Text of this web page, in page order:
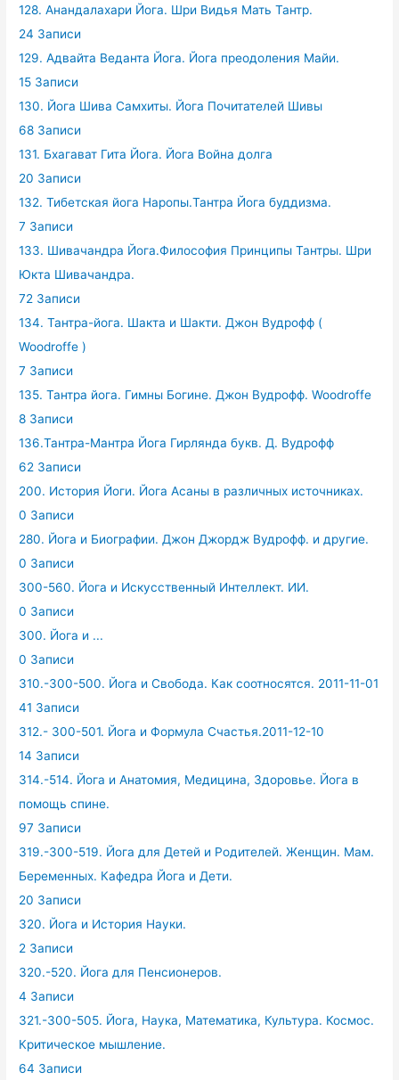
128. Анандалахари Йога. Шри Видья Мать Тантр.
24 Записи
129. Адвайта Веданта Йога. Йога преодоления Майи.
15 Записи
130. Йога Шива Самхиты. Йога Почитателей Шивы
68 Записи
131. Бхагават Гита Йога. Йога Война долга
20 Записи
132. Тибетская йога Наропы.Тантра Йога буддизма.
7 Записи
133. Шивачандра Йога.Философия Принципы Тантры. Шри
Юкта Шивачандра.
72 Записи
134. Тантра-йога. Шакта и Шакти. Джон Вудрофф (
Woodroffe )
7 Записи
135. Тантра йога. Гимны Богине. Джон Вудрофф. Woodroffe
8 Записи
136.Тантра-Мантра Йога Гирлянда букв. Д. Вудрофф
62 Записи
200. История Йоги. Йога Асаны в различных источниках.
0 Записи
280. Йога и Биографии. Джон Джордж Вудрофф. и другие.
0 Записи
300-560. Йога и Искусственный Интеллект. ИИ.
0 Записи
300. Йога и ...
0 Записи
310.-300-500. Йога и Свобода. Как соотносятся. 2011-11-01
41 Записи
312.- 300-501. Йога и Формула Счастья.2011-12-10
14 Записи
314.-514. Йога и Анатомия, Медицина, Здоровье. Йога в
помощь спине.
97 Записи
319.-300-519. Йога для Детей и Родителей. Женщин. Мам.
Беременных. Кафедра Йога и Дети.
20 Записи
320. Йога и История Науки.
2 Записи
320.-520. Йога для Пенсионеров.
4 Записи
321.-300-505. Йога, Наука, Математика, Культура. Космос.
Критическое мышление.
64 Записи